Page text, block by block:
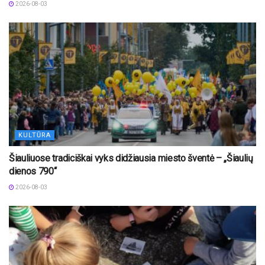
2026-08-03
KULTŪRA
Šiauliuose tradiciškai vyks didžiausia miesto šventė – „Šiaulių
dienos 790“
2026-08-03